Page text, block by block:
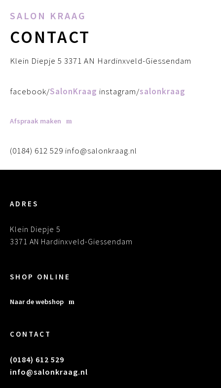
SALON KRAAG
CONTACT
Klein Diepje 5 3371 AN Hardinxveld-Giessendam
facebook/SalonKraag instagram/salonkraag
Afspraak maken
(0184) 612 529 info@salonkraag.nl
ADRES
Klein Diepje 5
3371 AN Hardinxveld-Giessendam
SHOP ONLINE
Naar de webshop
CONTACT
(0184) 612 529
info@salonkraag.nl